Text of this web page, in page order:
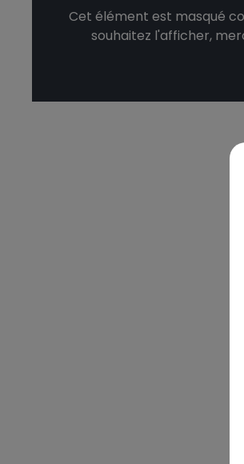
Cet élément est masqué
souhaitez l'afficher,